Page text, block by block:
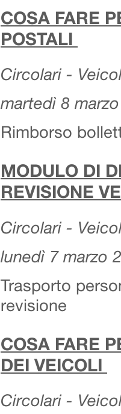
COSA FARE
POSTALI
Circolari -
martedì 8
Rimborso
MODULO DI
REVISIONE
Circolari -
lunedì 7 marzo
Trasporto
revisione
COSA FARE
DEI VEICOLI
Circolari -